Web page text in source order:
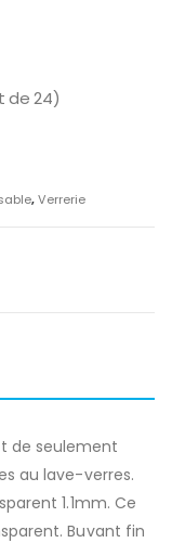
de 24)
,Verrerie
de seulement
au lave-verres.
1.1mm. Ce
Buvant fin